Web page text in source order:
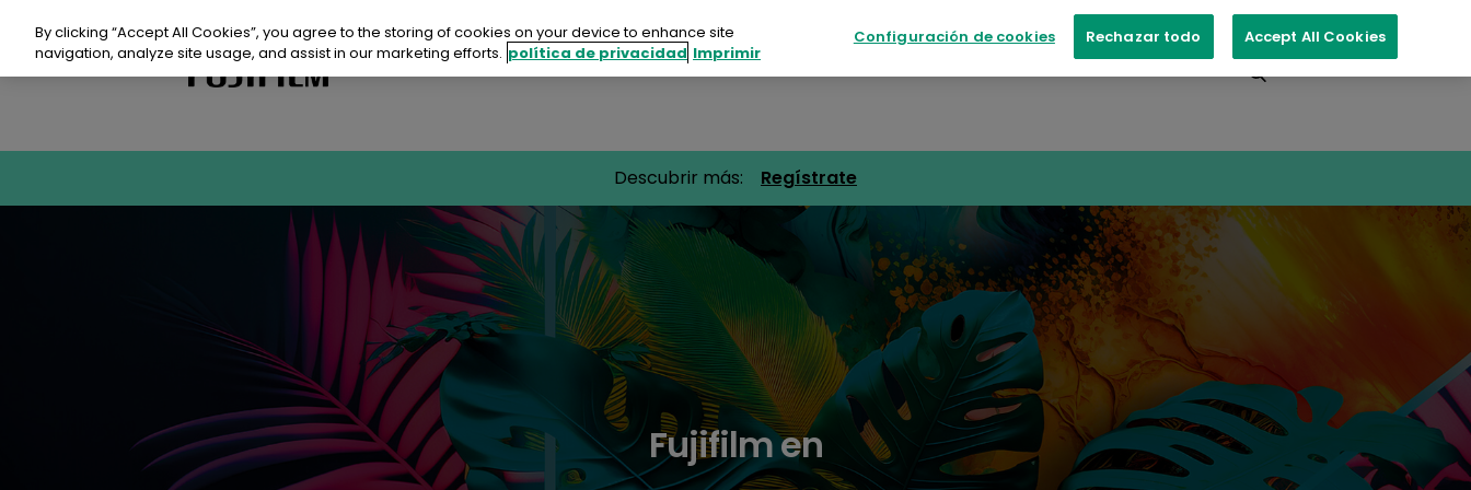
contenido
Productos Sostenibilidad Recursos Contacte con nosotros
Descubrir más: Regístrate
Sostenibilidad
Recursos
Eventos
Contacte con nosotrosFujifilm en
By clicking “Accept All Cookies”, you agree to the storing of cookies on your device to enhance site
navigation, analyze site usage, and assist in our marketing efforts. política de privacidad Imprimir
Configuración de cookies Rechazar todo Accept All Cookies